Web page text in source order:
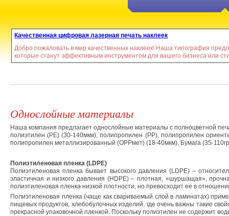
Качественная цифровая лазерная печать наклеек
Добро пожаловать в мир качественных наклеек! Наша типография
которые станут эффективным инструментом для вашего бизнеса или
Однослойные материалы
Наша компания предлагает однослойные материалы с полноцветной
полиэтилен (РЕ) (30-140мкм), полипропилен (РР), полипропилен
полипропилен металлизированный (ОРРмет) (18-40мкм), Бумага (35-
Полиэтиленовая пленка (LDPE)
Полиэтиленовая пленка бывает высокого давления (LDPE) –
эластичная и низкого давления (HDPE) – плотная, «шуршащая»,
полиэтиленовая пленка низкой плотности, но превосходит ее в
Полиэтиленовая пленка (чаще как свариваемый слой в ламинатах)
пищевых продуктов, хлебобулочных изделий, где очень важны такие
прекрасной упаковочной пленкой. Поскольку полиэтилен не содержит